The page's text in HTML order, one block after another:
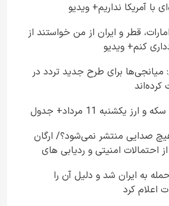
با آمریکا نداریم+ ویدیو
قطر و ایران از من خواستند از
کنم+ ویدیو
میانجی‌ها برای طرح جدید تردد در
یکشنبه 11 مرداد+ جدول
صدایی منتشر نمی‌شود؟/ ارگان
احتمالات امنیتی و ردیابی های
ترامپ مدعی لغو حمله به ایران شد و دلیل آن را
اعلام کرد